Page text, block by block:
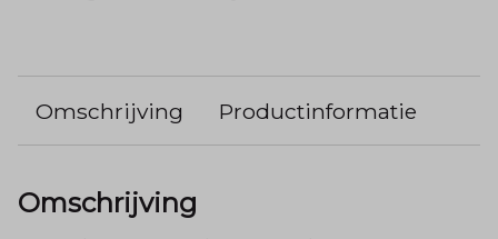
Omschrijving Productinformatie
Omschrijving